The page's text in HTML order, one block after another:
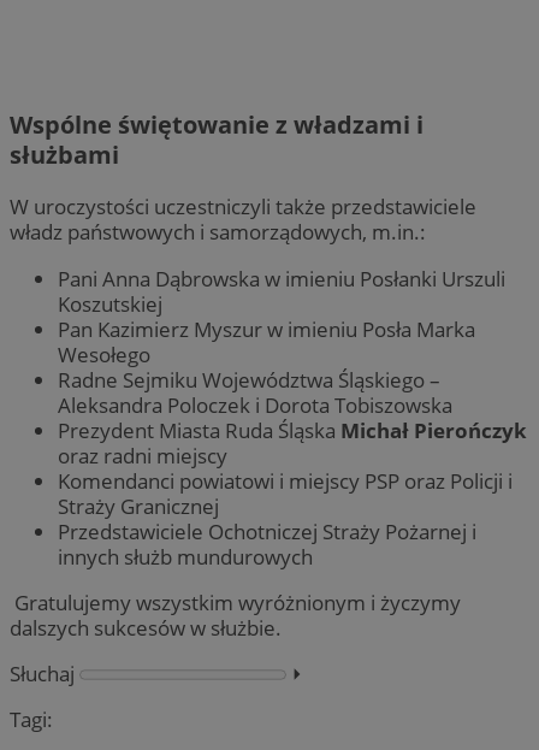
Wspólne świętowanie z władzami i
służbami
W uroczystości uczestniczyli także przedstawiciele
władz państwowych i samorządowych, m.in.:
Pani Anna Dąbrowska w imieniu Posłanki Urszuli
Koszutskiej
Pan Kazimierz Myszur w imieniu Posła Marka
Wesołego
Radne Sejmiku Województwa Śląskiego –
Aleksandra Poloczek i Dorota Tobiszowska
Prezydent Miasta Ruda Śląska Michał Pierończyk
oraz radni miejscy
Komendanci powiatowi i miejscy PSP oraz Policji i
Straży Granicznej
Przedstawiciele Ochotniczej Straży Pożarnej i
innych służb mundurowych
Gratulujemy wszystkim wyróżnionym i życzymy
dalszych sukcesów w służbie.
Słuchaj
⏵︎
Tagi: